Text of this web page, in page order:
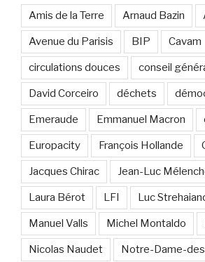
Amis de la Terre Arnaud Bazin
Avenue du Parisis BIP Cavam
circulations douces conseil
David Corceiro déchets
Emeraude Emmanuel Macron
Europacity François Hollande
Jacques Chirac Jean-Luc
Laura Bérot LFI Luc
Manuel Valls Michel Montaldo
Nicolas Naudet Notre-Dame-